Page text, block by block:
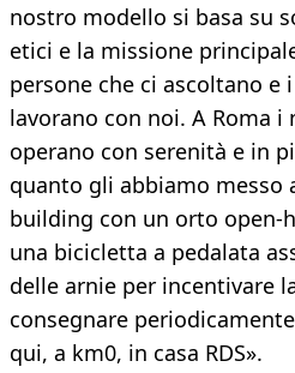
nostro modello si basa su
etici e la missione
persone che ci ascoltano e
lavorano con noi. A Roma
operano con serenità e in
quanto gli abbiamo messo
building con un orto open-
una bicicletta a pedalata
delle arnie per incentivare
consegnare
qui, a km0, in casa RDS».